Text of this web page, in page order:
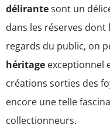
délirantesont un
dans les réserves
regards du public, on
héritage exceptionnel
créations sorties des
encore une telle
collectionneurs.